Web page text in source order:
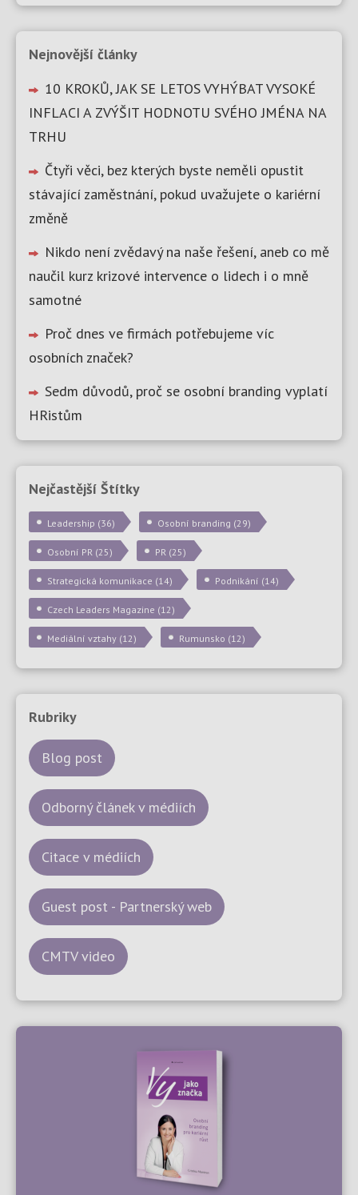
Nejnovější články
10 KROKŮ, JAK SE LETOS VYHÝBAT VYSOKÉ
INFLACI A ZVÝŠIT HODNOTU SVÉHO JMÉNA NA
TRHU
Čtyři věci, bez kterých byste neměli opustit
stávající zaměstnání, pokud uvažujete o kariérní
změně
Nikdo není zvědavý na naše řešení, aneb co mě
naučil kurz krizové intervence o lidech i o mně
samotné
Proč dnes ve firmách potřebujeme víc
osobních značek?
Sedm důvodů, proč se osobní branding vyplatí
HRistům
Nejčastější Štítky
Leadership (36) Osobní branding (29)
Osobní PR (25) PR (25)
Strategická komunikace (14) Podnikání (14)
Czech Leaders Magazine (12)
Mediální vztahy (12) Rumunsko (12)
Rubriky
Blog post
Odborný článek v médiích
Citace v médiích
Guest post - Partnerský web
CMTV video